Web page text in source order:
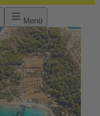
Menü